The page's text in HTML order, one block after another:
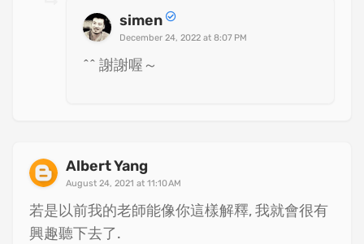
simen
December 24, 2022 at 8:07 PM
^^ 謝謝喔～
Albert Yang
August 24, 2021 at 11:10 AM
若是以前我的老師能像你這樣解釋, 我就會很有
興趣聽下去了.